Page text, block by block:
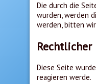
Die durch die
wurden, werden
werden, bitten
Diese Seite
reagieren werde.